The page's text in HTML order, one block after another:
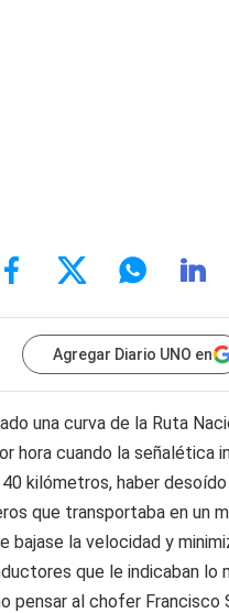
Agregar Diario UNO en
una curva de la Ruta
hora cuando la señalética
40 kilómetros, haber
que transportaba en un
bajase la velocidad y
que le indicaban lo
pensar al chofer Francisco